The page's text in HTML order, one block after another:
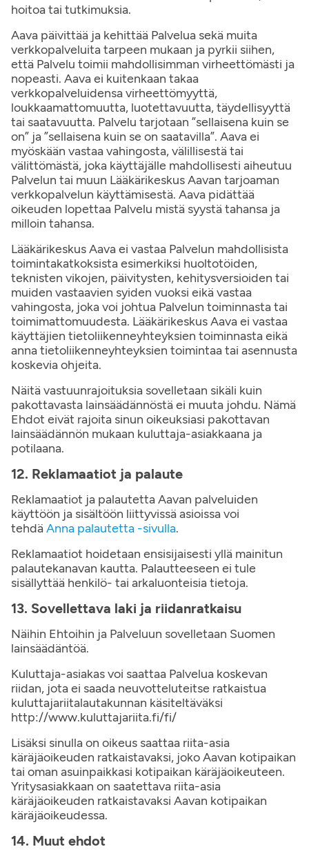
hoitoa tai tutkimuksia.
Aava päivittää ja kehittää Palvelua sekä muita
verkkopalveluita tarpeen mukaan ja pyrkii siihen,
että Palvelu toimii mahdollisimman virheettömästi ja
nopeasti. Aava ei kuitenkaan takaa
verkkopalveluidensa virheettömyyttä,
loukkaamattomuutta, luotettavuutta, täydellisyyttä
tai saatavuutta. Palvelu tarjotaan ”sellaisena kuin se
on” ja ”sellaisena kuin se on saatavilla”. Aava ei
myöskään vastaa vahingosta, välillisestä tai
välittömästä, joka käyttäjälle mahdollisesti aiheutuu
Palvelun tai muun Lääkärikeskus Aavan tarjoaman
verkkopalvelun käyttämisestä. Aava pidättää
oikeuden lopettaa Palvelu mistä syystä tahansa ja
milloin tahansa.
Lääkärikeskus Aava ei vastaa Palvelun mahdollisista
toimintakatkoksista esimerkiksi huoltotöiden,
teknisten vikojen, päivitysten, kehitysversioiden tai
muiden vastaavien syiden vuoksi eikä vastaa
vahingosta, joka voi johtua Palvelun toiminnasta tai
toimimattomuudesta. Lääkärikeskus Aava ei vastaa
käyttäjien tietoliikenneyhteyksien toiminnasta eikä
anna tietoliikenneyhteyksien toimintaa tai asennusta
koskevia ohjeita.
Näitä vastuunrajoituksia sovelletaan sikäli kuin
pakottavasta lainsäädännöstä ei muuta johdu. Nämä
Ehdot eivät rajoita sinun oikeuksiasi pakottavan
lainsäädännön mukaan kuluttaja-asiakkaana ja
potilaana.
12. Reklamaatiot ja palaute
Reklamaatiot ja palautetta Aavan palveluiden
käyttöön ja sisältöön liittyvissä asioissa voi
tehdäAnna palautetta -sivulla.
Reklamaatiot hoidetaan ensisijaisesti yllä mainitun
palautekanavan kautta. Palautteeseen ei tule
sisällyttää henkilö- tai arkaluonteisia tietoja.
13. Sovellettava laki ja riidanratkaisu
Näihin Ehtoihin ja Palveluun sovelletaan Suomen
lainsäädäntöä.
Kuluttaja-asiakas voi saattaa Palvelua koskevan
riidan, jota ei saada neuvotteluteitse ratkaistua
kuluttajariitalautakunnan käsiteltäväksi
http://www.kuluttajariita.fi/fi/
Lisäksi sinulla on oikeus saattaa riita-asia
käräjäoikeuden ratkaistavaksi, joko Aavan kotipaikan
tai oman asuinpaikkasi kotipaikan käräjäoikeuteen.
Yritysasiakkaan on saatettava riita-asia
käräjäoikeuden ratkaistavaksi Aavan kotipaikan
käräjäoikeudessa.
14. Muut ehdot